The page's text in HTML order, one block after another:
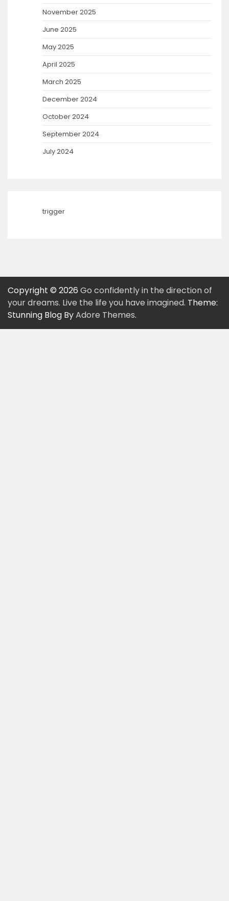
November 2025
June 2025
May 2025
April 2025
March 2025
December 2024
October 2024
September 2024
July 2024
trigger
Copyright © 2026 Go confidently in the direction of
your dreams. Live the life you have imagined. Theme:
Stunning Blog ByAdore Themes.